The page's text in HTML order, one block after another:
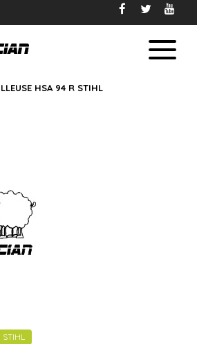
HSA 94 R STIHL
STIHL